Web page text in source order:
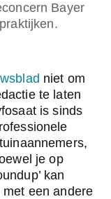
Bayer
niet om
te laten
is sinds
je op
kan
een andere